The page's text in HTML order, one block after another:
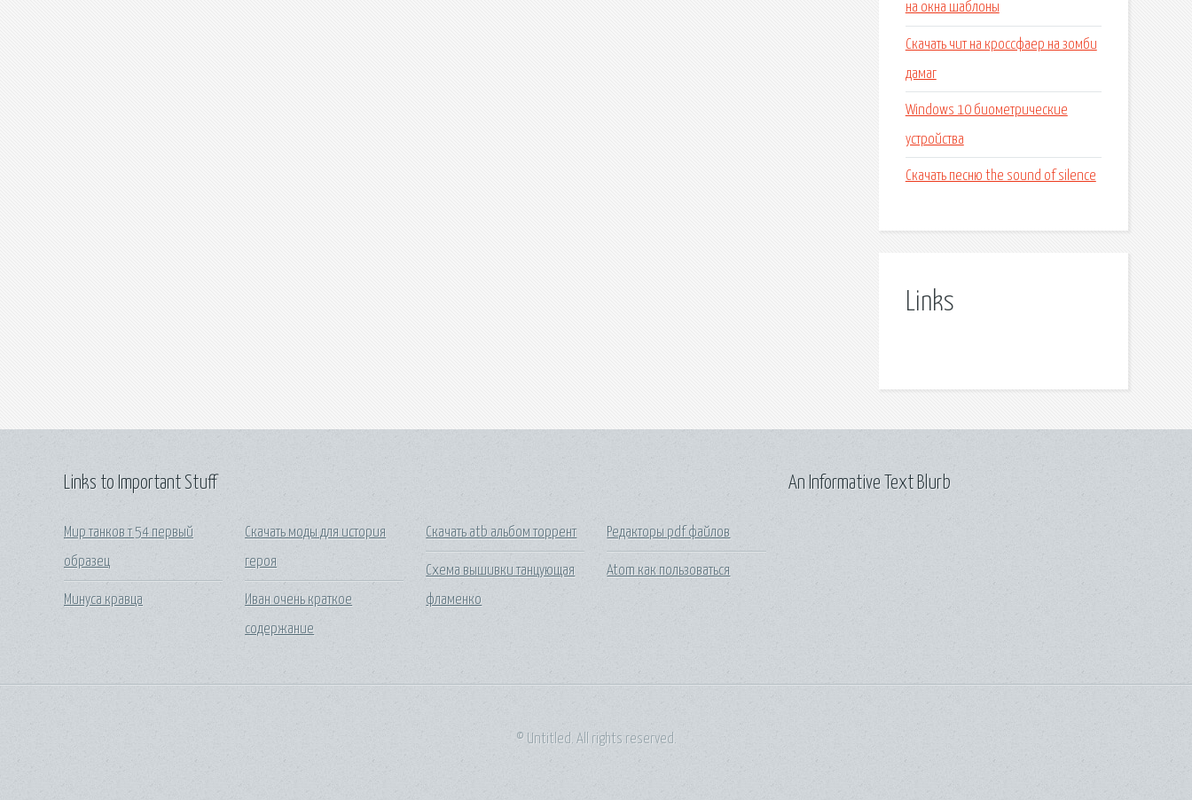
на окна шаблоны
Скачать чит на кроссфаер на зомби
дамаг
Windows 10 биометрические
устройства
Скачать песню the sound of silence
Links
Links to Important Stuff
Мир танков т 54 первый
образец
Минуса кравца
Скачать моды для история
героя
Иван очень краткое
содержание
Скачать atb альбом торрент
Схема вышивки танцующая
фламенко
Редакторы pdf файлов
Atom как пользоваться
An Informative Text Blurb
© Untitled. All rights reserved.